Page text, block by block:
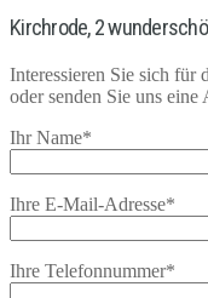
Kirchrode, 2
Interessieren Sie sich für
oder senden Sie uns
Ihr Name*
Ihre E-Mail-Adresse*
Ihre Telefonnummer*